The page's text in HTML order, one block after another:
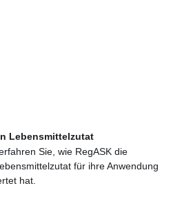
Lebensmittelzutat
Sie, wie RegASK die
für ihre Anwendung
hat.